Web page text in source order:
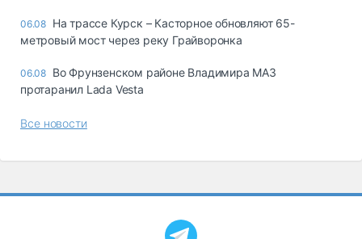
06.08 На трассе Курск – Касторное обновляют 65-
метровый мост через реку Грайворонка
06.08 Во Фрунзенском районе Владимира МАЗ
протаранил Lada Vesta
Все новости